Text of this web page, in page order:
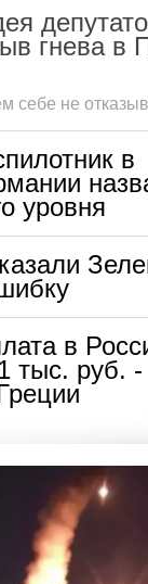
гнева в
себе не
в
уровня
в
тыс. руб. -